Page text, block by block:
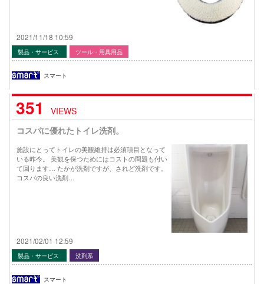
2021/11/18 10:59
製品・サービス ツール・用具用品
スマート
351
VIEWS
コスパに優れたトイレ洗剤。
施設にとってトイレの美観維持は必須項目となって
いる昨今。 美観を保つためにはコストの問題も付い
て回ります… たかが洗剤ですが、されど洗剤です。
コスパの良い洗剤…
2021/02/01 12:59
製品・サービス 洗剤系
スマート